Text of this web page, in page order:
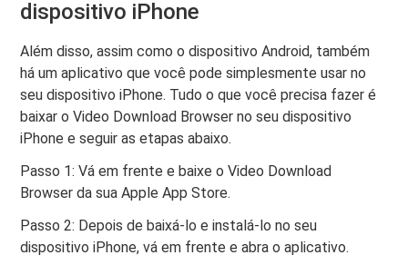
dispositivo iPhone
Além disso, assim como o dispositivo Android, também
há um aplicativo que você pode simplesmente usar no
seu dispositivo iPhone. Tudo o que você precisa fazer é
baixar o Video Download Browser no seu dispositivo
iPhone e seguir as etapas abaixo.
Passo 1: Vá em frente e baixe o Video Download
Browser da sua Apple App Store.
Passo 2: Depois de baixá-lo e instalá-lo no seu
dispositivo iPhone, vá em frente e abra o aplicativo.